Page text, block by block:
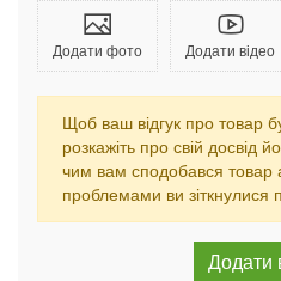
Додати фото Додати відео
Щоб ваш відгук про товар
розкажіть про свій досвід
чим вам сподобався товар
проблемами ви зіткнулися